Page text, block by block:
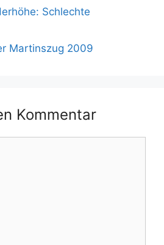
Schlechte
Martinszug 2009
Kommentar